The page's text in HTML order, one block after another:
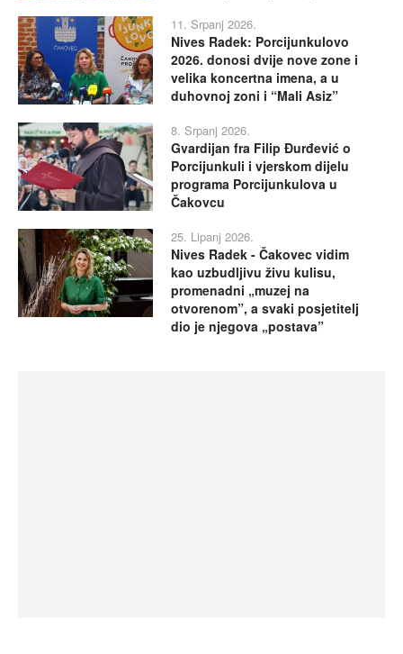
11. Srpanj 2026.
Nives Radek: Porcijunkulovo
2026. donosi dvije nove zone i
velika koncertna imena, a u
duhovnoj zoni i “Mali Asiz”
8. Srpanj 2026.
Gvardijan fra Filip Đurđević o
Porcijunkuli i vjerskom dijelu
programa Porcijunkulova u
Čakovcu
25. Lipanj 2026.
Nives Radek - Čakovec vidim
kao uzbudljivu živu kulisu,
promenadni „muzej na
otvorenom”, a svaki posjetitelj
dio je njegova „postava”